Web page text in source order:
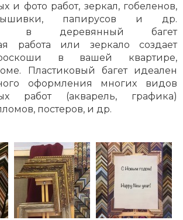
и фото работ, зеркал, гобеленов,
папирусов и др.
в деревянный багет
работа или зеркало создает
в вашей квартире,
Пластиковый багет идеален
оформления многих видов
работ (акварель, графика)
постеров, и др.